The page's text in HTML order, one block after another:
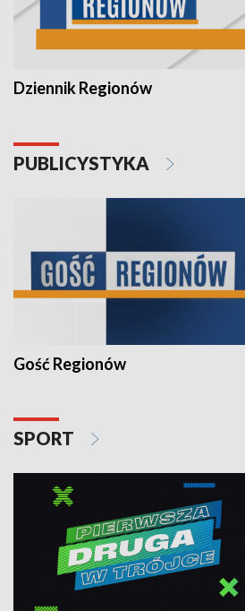
Dziennik Regionów
PUBLICYSTYKA
Gość Regionów
SPORT